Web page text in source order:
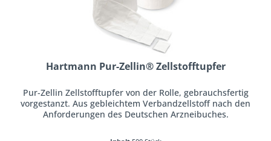
Hartmann Pur-Zellin® Zellstofftupfer
Pur-Zellin Zellstofftupfer von der Rolle, gebrauchsfertig
vorgestanzt. Aus gebleichtem Verbandzellstoff nach den
Anforderungen des Deutschen Arzneibuches.